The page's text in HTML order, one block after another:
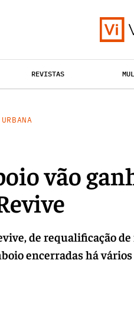
REVISTAS
vão
de requalificação
encerradas há